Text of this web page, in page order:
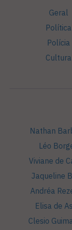
Geral
Política
Polícia
Cultura
Nathan
Léo
Viviane de
Jaqueline
Andréa
Elisa de
Clesio